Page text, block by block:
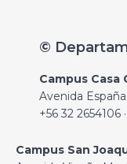
©
Campus Casa
Avenida
+56 32
Campus San